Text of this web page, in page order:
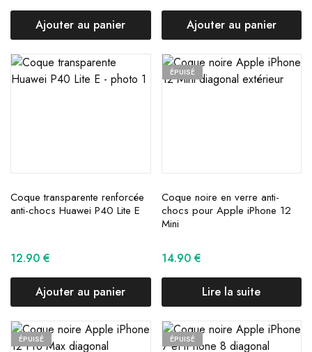
Ajouter au panier Ajouter au panier
Coque transparente renforcée
anti-chocs Huawei P40 Lite E
12.90 €
Ajouter au panier
ÉPUISÉ
Coque noire en verre anti-
chocs pour Apple iPhone 12
Mini
14.90 €
Lire la suite
ÉPUISÉ ÉPUISÉ